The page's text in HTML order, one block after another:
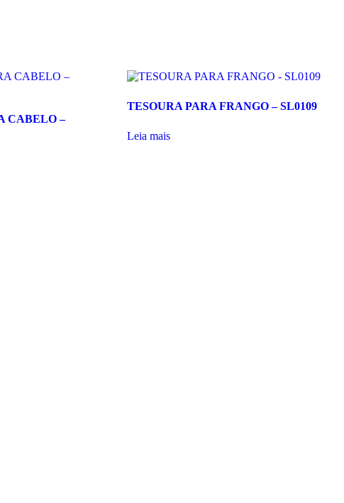
CABELO –
TESOURA PARA FRANGO – SL0109
Leia mais